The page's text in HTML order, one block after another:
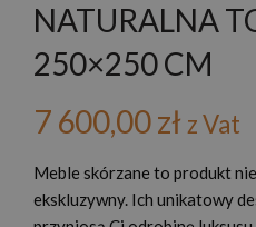
NATURALNA
250×250 CM
7 600,00zł z Vat
Meble skórzane to produkt
ekskluzywny. Ich unikatowy